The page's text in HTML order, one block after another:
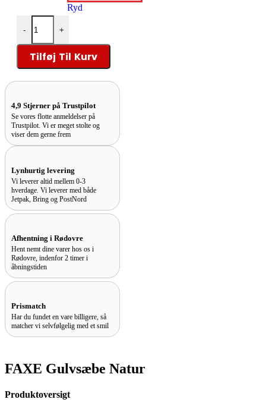
Ryd
-
FAXE Gulvsæbe Natur antal
+
Tilføj Til Kurv
4,9 Stjerner på Trustpilot
Se vores flotte anmeldelser på
Trustpilot. Vi er meget stolte og
viser dem gerne frem
Lynhurtig levering
Vi leverer altid mellem 0-3
hverdage. Vi leverer med både
Jetpak, Bring og PostNord
Afhentning i Rødovre
Hent nemt dine varer hos os i
Rødovre, indenfor 2 timer i
åbningstiden
Prismatch
Har du fundet en vare billigere, så
matcher vi selvfølgelig med et smil
FAXE Gulvsæbe Natur
Produktoversigt